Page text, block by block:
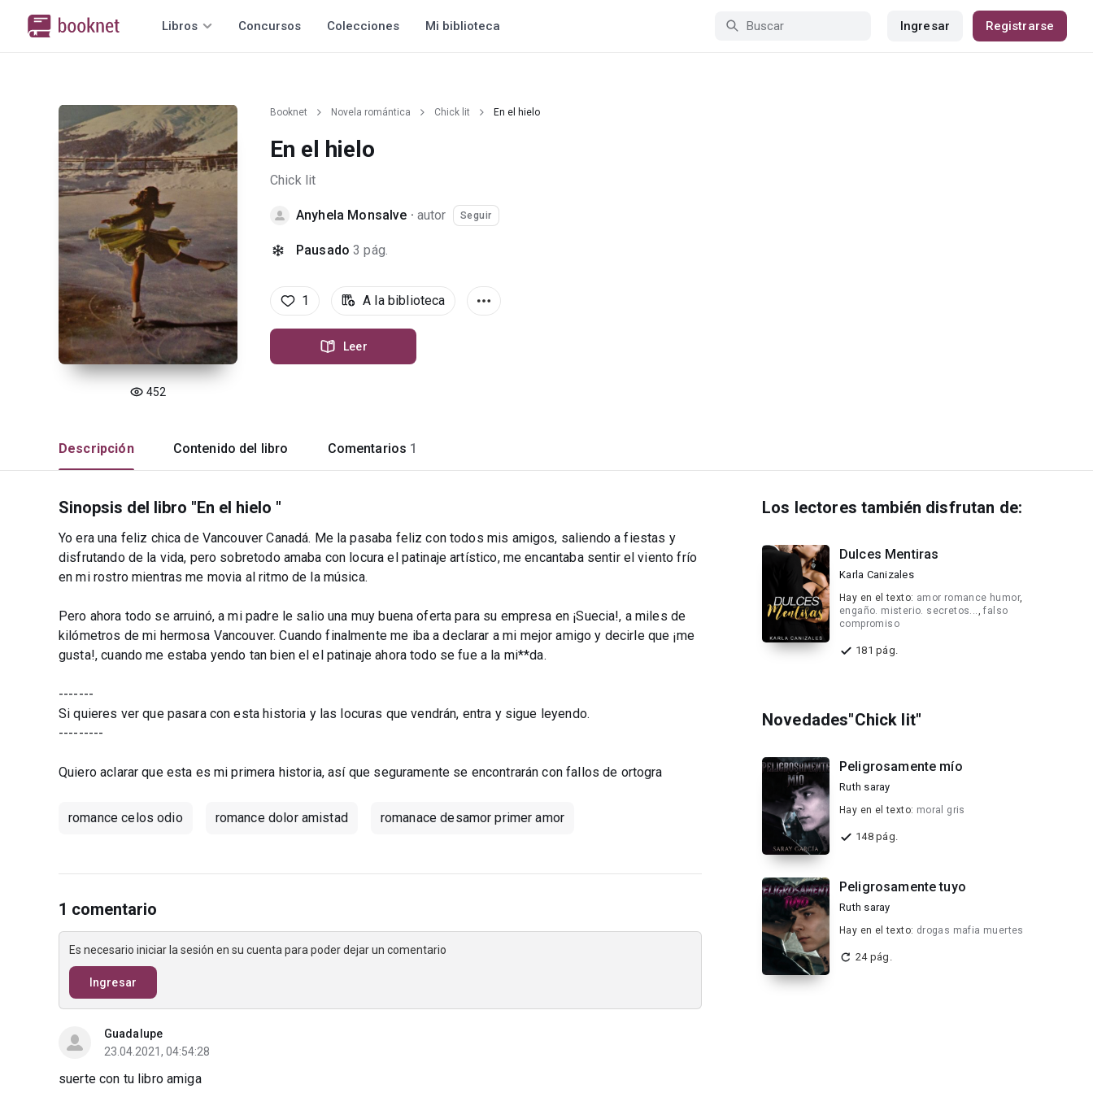
Libros Concursos Colecciones Mi biblioteca Ingresar Registrarse
452
Booknet Novela romántica Chick lit En el hielo
En el hielo
Chick lit
Anyhela Monsalve · autor Seguir
Pausado 3 pág.
1 A la biblioteca
Leer
Descripción Contenido del libro Comentarios 1
Sinopsis del libro "En el hielo "
Yo era una feliz chica de Vancouver Canadá. Me la pasaba feliz con todos mis amigos, saliendo a fiestas y
disfrutando de la vida, pero sobretodo amaba con locura el patinaje artístico, me encantaba sentir el viento frío
en mi rostro mientras me movia al ritmo de la música.
Pero ahora todo se arruinó, a mi padre le salio una muy buena oferta para su empresa en ¡Suecia!, a miles de
kilómetros de mi hermosa Vancouver. Cuando finalmente me iba a declarar a mi mejor amigo y decirle que ¡me
gusta!, cuando me estaba yendo tan bien el el patinaje ahora todo se fue a la mi**da.
-------
Si quieres ver que pasara con esta historia y las locuras que vendrán, entra y sigue leyendo.
---------
Quiero aclarar que esta es mi primera historia, así que seguramente se encontrarán con fallos de ortogra
romance celos odio romance dolor amistad romanace desamor primer amor
1 comentario
Es necesario iniciar la sesión en su cuenta para poder dejar un comentario
Ingresar
Guadalupe
23.04.2021, 04:54:28
suerte con tu libro amiga
Los lectores también disfrutan de:
Dulces Mentiras
Karla Canizales
Hay en el texto: amor romance humor,
engaño. misterio. secretos...,falso
compromiso
181 pág.
Novedades"Chick lit"
Peligrosamente mío
Ruth saray
Hay en el texto: moral gris
148 pág.
Peligrosamente tuyo
Ruth saray
Hay en el texto: drogas mafia muertes
24 pág.